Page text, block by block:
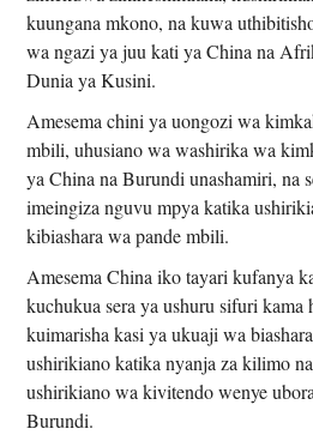
kuungana mkono, na kuwa
wa ngazi ya juu kati ya China na
Dunia ya Kusini.
Amesema chini ya uongozi wa
mbili, uhusiano wa washirika wa
ya China na Burundi unashamiri, na
imeingiza nguvu mpya katika
kibiashara wa pande mbili.
Amesema China iko tayari kufanya
kuchukua sera ya ushuru sifuri kama
kuimarisha kasi ya ukuaji wa
ushirikiano katika nyanja za kilimo
ushirikiano wa kivitendo wenye
Burundi.